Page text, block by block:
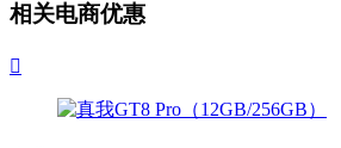
相关电商优惠
